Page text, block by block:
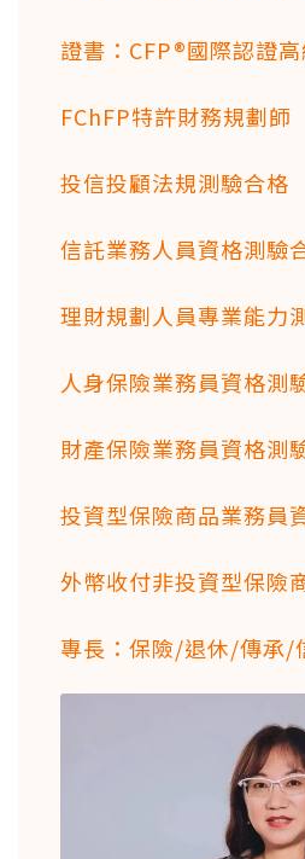
證書：CFP®國際認證高
FChFP特許財務規劃師
投信投顧法規測驗合格
信託業務人員資格測驗
理財規劃人員專業能力
人身保險業務員資格測
財產保險業務員資格測
投資型保險商品業務員
外幣收付非投資型保險
專長：保險/退休/傳承/